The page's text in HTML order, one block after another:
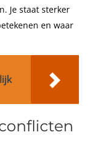
Je staat sterker
en waar